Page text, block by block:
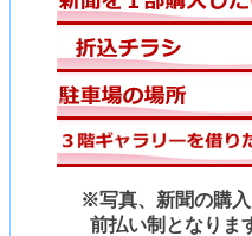
※写真、新聞の購
前払い制となりま